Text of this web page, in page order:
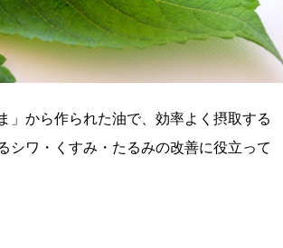
」から作られた油で、効率よく摂取する
シワ・くすみ・たるみの改善に役立って